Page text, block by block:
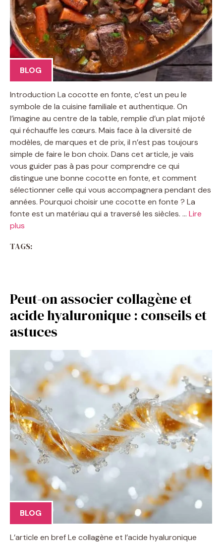
BLOG
Introduction La cocotte en fonte, c’est un peu le
symbole de la cuisine familiale et authentique. On
l’imagine au centre de la table, remplie d’un plat mijoté
qui réchauffe les cœurs. Mais face à la diversité de
modèles, de marques et de prix, il n’est pas toujours
simple de faire le bon choix. Dans cet article, je vais
vous guider pas à pas pour comprendre ce qui
distingue une bonne cocotte en fonte, et comment
sélectionner celle qui vous accompagnera pendant des
années. Pourquoi choisir une cocotte en fonte ? La
fonte est un matériau qui a traversé les siècles. … Lire
plus
TAGS:
Peut-on associer collagène et
acide hyaluronique : conseils et
astuces
BLOG
L’article en bref Le collagène et l’acide hyaluronique